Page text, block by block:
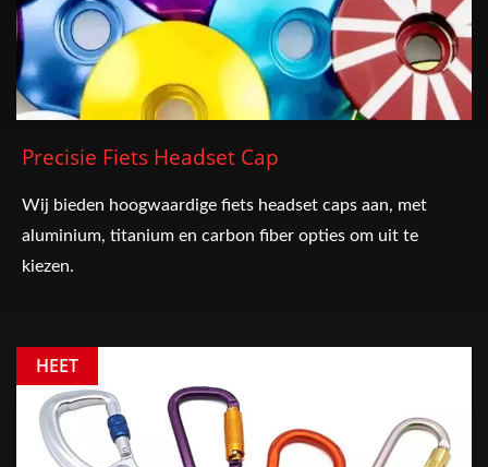
Precisie Fiets Headset Cap
Wij bieden hoogwaardige fiets headset caps aan, met
aluminium, titanium en carbon fiber opties om uit te
kiezen.
HEET